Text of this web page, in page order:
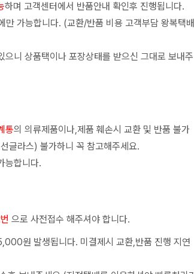
하며 고객센터에서 반품안내 확인후 진행됩니다.
가능합니다. (교환/반품 비용 고객부담 왕복택배
니 상품택이나 포장상태를 받으신 그대로 보내주
통의 의류제품이나,제품 훼손시 교환 및 반품 불가
글라스) 불가하니 꼭 참고해주세요.
능합니다.
으로 사전접수 해주셔야 합니다.
원 발생됩니다. 미결제시 교환,반품 진행 지연